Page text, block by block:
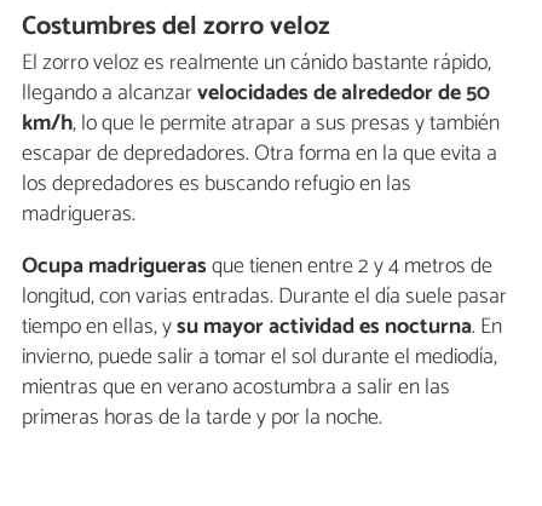
Costumbres del zorro veloz
El zorro veloz es realmente un cánido bastante rápido,
llegando a alcanzarvelocidades de alrededor de 50
km/h, lo que le permite atrapar a sus presas y también
escapar de depredadores. Otra forma en la que evita a
los depredadores es buscando refugio en las
madrigueras.
Ocupa madriguerasque tienen entre 2 y 4 metros de
longitud, con varias entradas. Durante el día suele pasar
tiempo en ellas, ysu mayor actividad es nocturna. En
invierno, puede salir a tomar el sol durante el mediodía,
mientras que en verano acostumbra a salir en las
primeras horas de la tarde y por la noche.